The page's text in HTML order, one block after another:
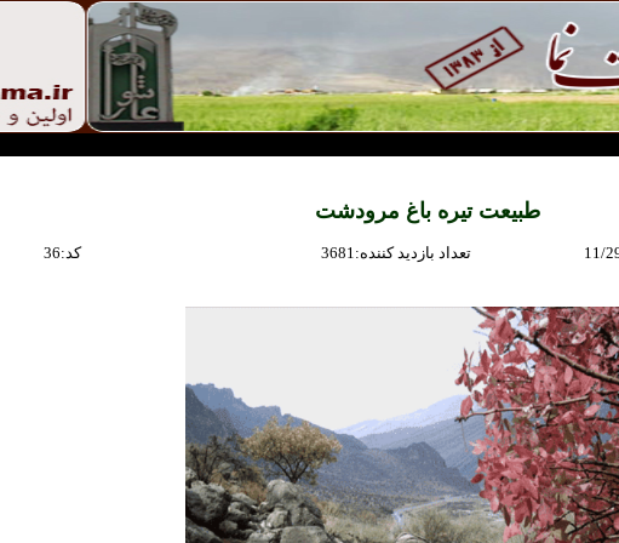
طبيعت تيره باغ مرودشت
36 :كد 3681 :تعداد بازديد كننده 11/